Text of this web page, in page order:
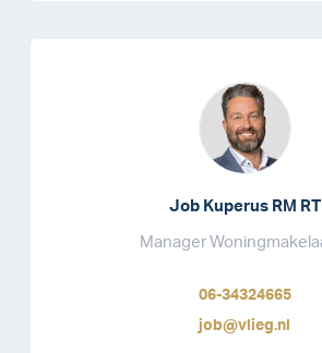
Job Kuperus RM RT
Manager
06-34324665
job@vlieg.nl